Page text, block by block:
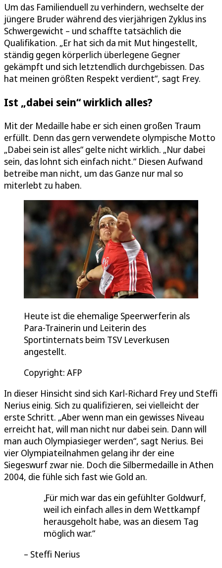
Um das Familienduell zu verhindern, wechselte der
jüngere Bruder während des vierjährigen Zyklus ins
Schwergewicht – und schaffte tatsächlich die
Qualifikation. „Er hat sich da mit Mut hingestellt,
ständig gegen körperlich überlegene Gegner
gekämpft und sich letztendlich durchgebissen. Das
hat meinen größten Respekt verdient“, sagt Frey.
Ist „dabei sein“ wirklich alles?
Mit der Medaille habe er sich einen großen Traum
erfüllt. Denn das gern verwendete olympische Motto
„Dabei sein ist alles“ gelte nicht wirklich. „Nur dabei
sein, das lohnt sich einfach nicht.“ Diesen Aufwand
betreibe man nicht, um das Ganze nur mal so
miterlebt zu haben.
Heute ist die ehemalige Speerwerferin als
Para-Trainerin und Leiterin des
Sportinternats beim TSV Leverkusen
angestellt.
Copyright: AFP
In dieser Hinsicht sind sich Karl-Richard Frey und Steffi
Nerius einig. Sich zu qualifizieren, sei vielleicht der
erste Schritt. „Aber wenn man ein gewisses Niveau
erreicht hat, will man nicht nur dabei sein. Dann will
man auch Olympiasieger werden“, sagt Nerius. Bei
vier Olympiateilnahmen gelang ihr der eine
Siegeswurf zwar nie. Doch die Silbermedaille in Athen
2004, die fühle sich fast wie Gold an.
Für mich war das ein gefühlter Goldwurf,
weil ich einfach alles in dem Wettkampf
herausgeholt habe, was an diesem Tag
möglich war.
Steffi Nerius